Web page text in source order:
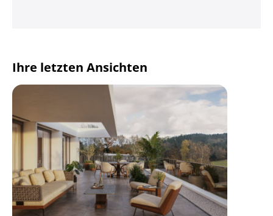
Ihre letzten Ansichten